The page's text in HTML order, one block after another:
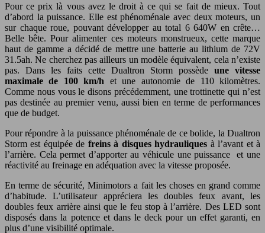
Pour ce prix là vous avez le droit à ce qui se fait de mieux. Tout
d’abord la puissance. Elle est phénoménale avec deux moteurs, un
sur chaque roue, pouvant développer au total 6 640W en crête…
Belle bête. Pour alimenter ces moteurs monstrueux, cette marque
haut de gamme a décidé de mettre une batterie au lithium de 72V
31.5ah. Ne cherchez pas ailleurs un modèle équivalent, cela n’existe
pas. Dans les faits cette Dualtron Storm possède une vitesse
maximale de 100 km/h et une autonomie de 110 kilomètres.
Comme nous vous le disons précédemment, une trottinette qui n’est
pas destinée au premier venu, aussi bien en terme de performances
que de budget.
Pour répondre à la puissance phénoménale de ce bolide, la Dualtron
Storm est équipée de freins à disques hydrauliques à l’avant et à
l’arrière. Cela permet d’apporter au véhicule une puissance et une
réactivité au freinage en adéquation avec la vitesse proposée.
En terme de sécurité, Minimotors a fait les choses en grand comme
d’habitude. L’utilisateur appréciera les doubles feux avant, les
doubles feux arrière ainsi que le feu stop à l’arrière. Des LED sont
disposés dans la potence et dans le deck pour un effet garanti, en
plus d’une visibilité optimale.